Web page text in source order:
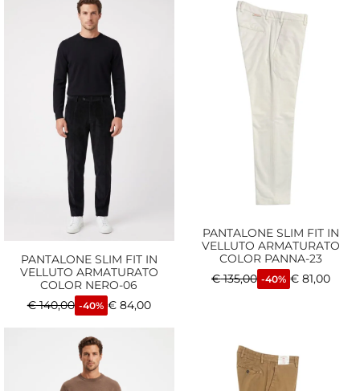
PANTALONE SLIM FIT IN
VELLUTO ARMATURATO
COLOR NERO-06
€140,00 -40% €84,00
PANTALONE SLIM FIT IN
VELLUTO ARMATURATO
COLOR PANNA-23
€135,00 -40% € 81,00